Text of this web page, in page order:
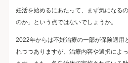
妊活を始めるにあたって、まず気になる
のか」という点ではないでしょうか。
2022年からは不妊治療の一部が保険適用
れつつありますが、治療内容や選択によ